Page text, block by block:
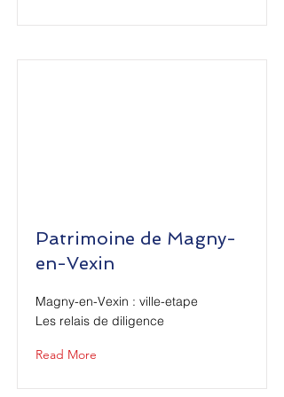
Patrimoine de Magny-
en-Vexin
Magny-en-Vexin : ville-etape
Les relais de diligence
Read More